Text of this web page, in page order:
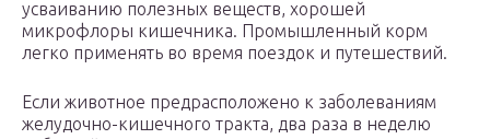
усваиванию полезных веществ, хорошей
микрофлоры кишечника. Промышленный корм
легко применять во время поездок и путешествий.
Если животное предрасположено к заболеваниям
желудочно-кишечного тракта, два раза в неделю